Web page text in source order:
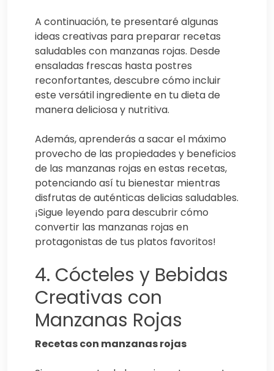
A continuación, te presentaré algunas
ideas creativas para preparar recetas
saludables con manzanas rojas. Desde
ensaladas frescas hasta postres
reconfortantes, descubre cómo incluir
este versátil ingrediente en tu dieta de
manera deliciosa y nutritiva.
Además, aprenderás a sacar el máximo
provecho de las propiedades y beneficios
de las manzanas rojas en estas recetas,
potenciando así tu bienestar mientras
disfrutas de auténticas delicias saludables.
¡Sigue leyendo para descubrir cómo
convertir las manzanas rojas en
protagonistas de tus platos favoritos!
4. Cócteles y Bebidas
Creativas con
Manzanas Rojas
Recetas con manzanas rojas